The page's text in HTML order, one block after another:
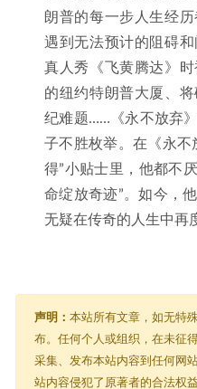
朗普的每一步人生经
遇到无法预计的阻碍
真人秀《飞黄腾达》
的纽约特朗普大厦、
纪难题……《永不放弃
子不胜枚举。在《永不
得”小贴士里，他都不
命绽放奇迹”。如今，
无疑在传奇的人生中再
声明： 本站所有文章，如无特
布。任何个人或组织，在未征
采集、发布本站内容到任何网
站内容侵犯了原著者的合法权